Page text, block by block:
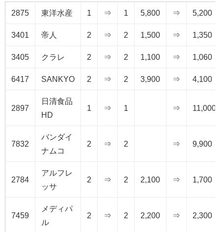
2875 東洋水産 1 ⇒ 1 5,800 ⇒ 5,200
3401 帝人 2 ⇒ 2 1,500 ⇒ 1,350
3405 クラレ 2 ⇒ 2 1,100 ⇒ 1,060
6417 SANKYO 2 ⇒ 2 3,900 ⇒ 4,100
2897
日清食品
HD
1 ⇒ 1 ⇒ 11,000
7832
バンダイ
ナムコ
2 ⇒ 2 ⇒ 9,900
2784
アルフレ
ッサ
2 ⇒ 2 2,100 ⇒ 1,700
7459
メディパ
ル
2 ⇒ 2 2,200 ⇒ 2,300